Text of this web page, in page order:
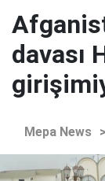
davası
Mepa News >